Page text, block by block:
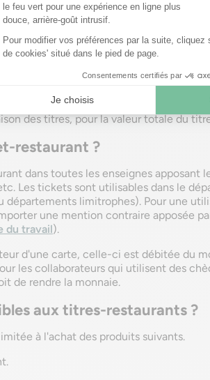
auprès de sociétés spécialisées. Ces
des restaurateurs et magasins. Les
de chéquiers contenant plusieurs
par le biais d'une carte à puce
ses propres conditions de vente.
des titres, pour la valeur totale du
restaurant ?
dans toutes les enseignes apposant
Les tickets sont utilisables dans le
départements limitrophes). Pour une
une mention contraire apposée
du travail).
d'une carte, celle-ci est débitée du
les collaborateurs qui utilisent des
de rendre la monnaie.
aux titres-restaurants ?
à l'achat des produits suivants.